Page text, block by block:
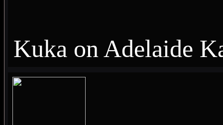
Kuka on Adelaide